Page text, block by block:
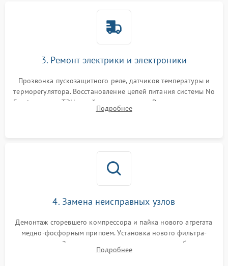
3. Ремонт электрики и электроники
Прозвонка пускозащитного реле, датчиков температуры и
терморегулятора. Восстановление цепей питания системы No
Frost, включая ТЭН оттайки и вентилятор. Ремонт или замена
платы управления при сбоях алгоритмов.
Подробнее
4. Замена неисправных узлов
Демонтаж сгоревшего компрессора и пайка нового агрегата
медно-фосфорным припоем. Установка нового фильтра-
осушителя. Замена изношенных вентиляторов обдува,
сломанных заслонок или поврежденных дверных петель.
Подробнее